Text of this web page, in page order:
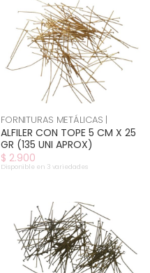
FORNITURAS METÁLICAS |
ALFILER CON TOPE 5 CM X 25
GR (135 UNI APROX)
$ 2.900
Disponible en 3 variedades